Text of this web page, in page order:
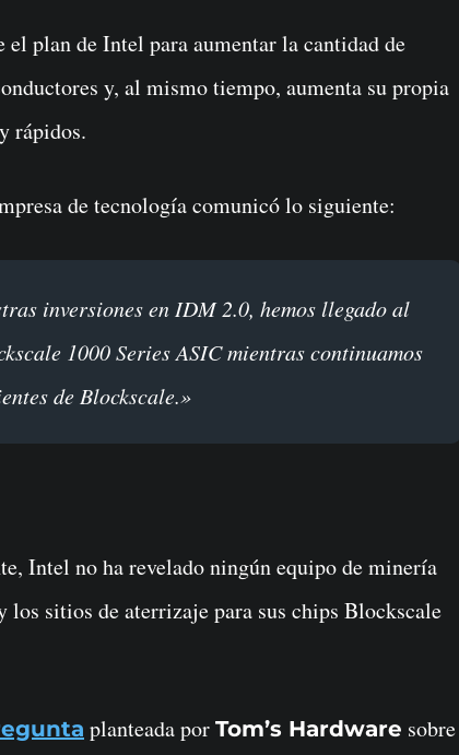
plan de Intel para aumentar la cantidad de
y, al mismo tiempo, aumenta su propia
rápidos.
de tecnología comunicó lo siguiente:
1000 Series ASIC mientras continuamos
de Blockscale.»
Intel no ha revelado ningún equipo de minería
sitios de aterrizaje para sus chips Blockscale
planteada por Tom’s Hardware sobre